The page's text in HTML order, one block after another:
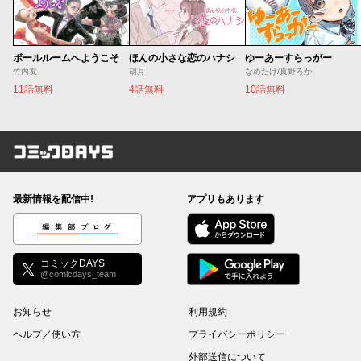
ボールルームへようこそ
竹内友
11話無料
ほんの小さな恋のハナシ
胡月
4話無料
ゆーあーすらっがー
なめたけ/真野ろか
10話無料
コミックDAYS
最新情報を配信中!
編集部ブログ
コミックDAYS
@comicdays_team
アプリもあります
お知らせ
ヘルプ／使い方
利用規約
プライバシーポリシー
外部送信について